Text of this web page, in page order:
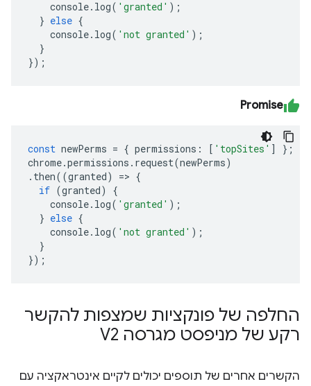
console. log( 'granted' );
} else {
console. log( 'not granted' );
}
});
Promise
const newPerms = { permissions : [ 'topSites' ]
};
chrome.permissions . request(newPerms)
. then((granted) => {
if (granted)
{
console. log( 'granted' );
} else {
console. log( 'not granted' );
}
});
החלפה של פונקציות שמצפות להקשר
רקע של מניפסט מגרסה V2
הקשרים אחרים של תוספים יכולים לקיים אינטראקציה עם